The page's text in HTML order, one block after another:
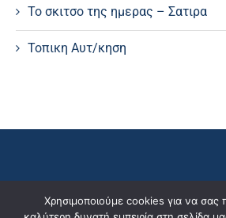
Το σκιτσο της ημερας – Σατιρα
Τοπικη Αυτ/κηση
Χρησιμοποιούμε cookies για να σας